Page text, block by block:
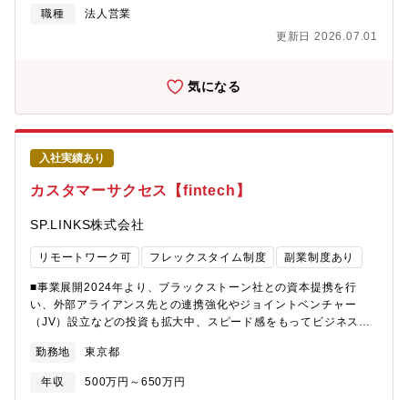
られるメンバーを新たに複数募集します。
運用、改善・強化に向けたオペレーション部門との連携・協働、
に対し、当社BPOサービスを用いた業務設計・提案・運用フォロ
が増えていきます。＜ 得られる「3つの価値」＞①課題解決の
「深さ」 顧客の「人手が足りない」という声の裏にある、本質的
な経営課題に踏み込みます。単なるリソース提供に留まらず、課
題を抽出～仕組みの再設計まで、課題を根幹から解決することが
可能です。②提案の「幅広さ」当社はAI化や自動化の取り組みが
急速に進んでおり、営業もAIを前提にした提案が必須。「AIでど
こを自動化できるか・人が介在すべき部分はどこか」を一緒に設
計でき、市場価値の高いスキルを自然に獲得できます。③社会へ
の「影響力」 誹謗中傷やフェイクニュースといったネット上のリ
スクから人々を守り、企業のブランド価値を向上させます。自ら
の提案が「ネットの安心・安全」という社会インフラを日々支え
て社会貢献性の高さが大きなやりがいです。【募集背景】SNS・
ネット監視サービスで国内トップシェアクラスを誇る同社。伸長
見込みのサイバーセキュリティ領域で、東証プライム上場グルー
プとして第二創業期に突入、チーム拡大に伴う募集となります。
技術を核としたソリューションを市場に浸透させる営業戦略の立
のアップデート・AI/DX活用が加速する中で、将来リーダーを任せ
職種
法人営業
更新日 2026.07.01
気になる
入社実績あり
カスタマーサクセス【fintech】
SP.LINKS株式会社
リモートワーク可 フレックスタイム制度 副業制度あり
■事業展開2024年より、ブラックストーン社との資本提携を行
い、外部アライアンス先との連携強化やジョイントベンチャー
（JV）設立などの投資も拡大中、スピード感をもってビジネス拡
までにない新しい価値をともに創り上げていく存在へと成長す
る、その強い意志を示すため2025年10月には社名をソニーペイメ
ントサービスからSP.LINKSへ変更することといたしました。■業
勤務地 東京都
年収 500万円～650万円